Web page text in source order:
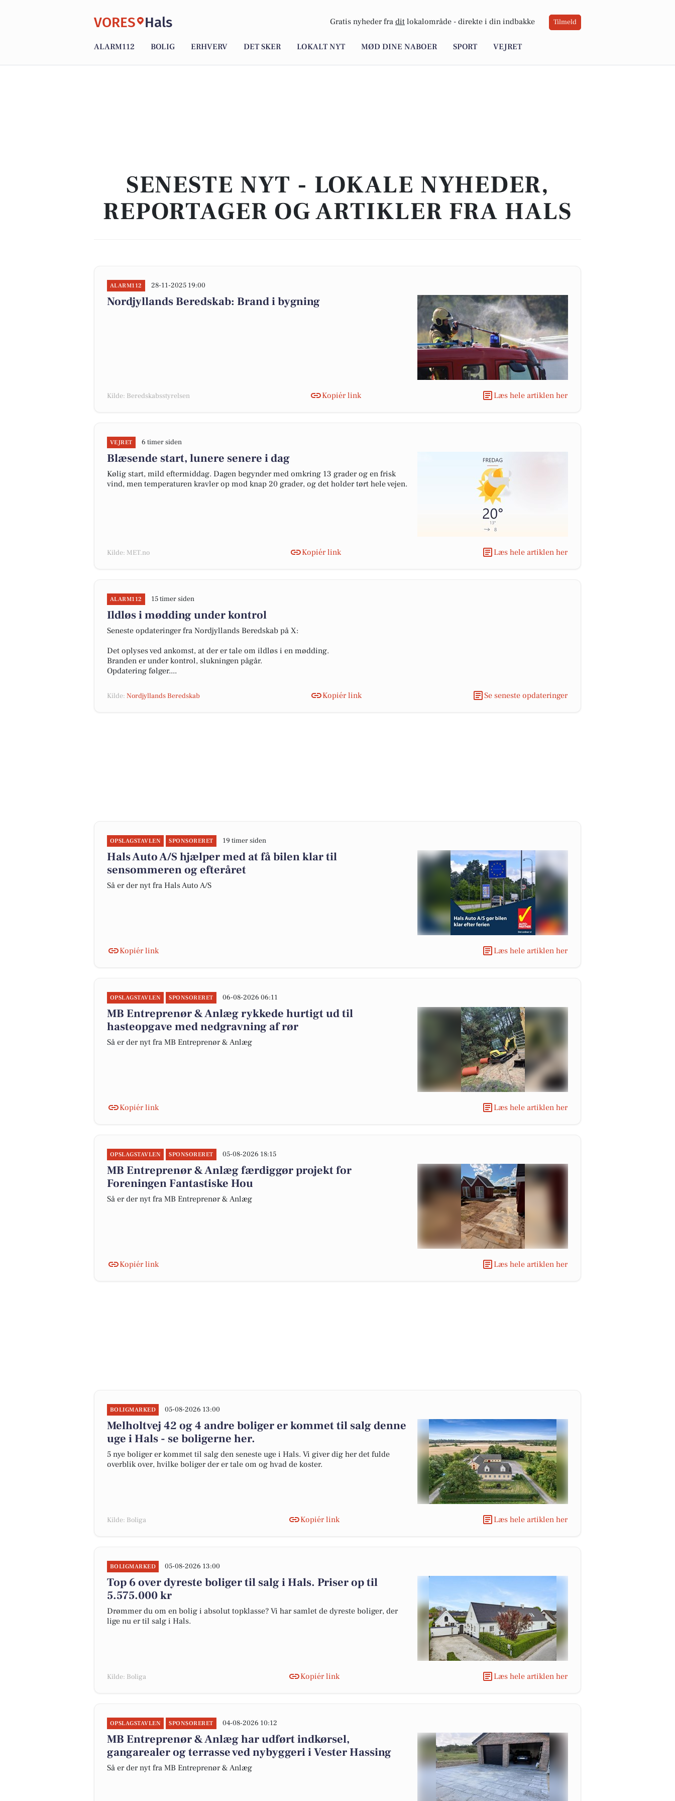
VORES Hals Gratis nyheder fra dit lokalområde - direkte i din indbakke Tilmeld
ALARM112 BOLIG ERHVERV DET SKER LOKALT NYT MØD DINE NABOER SPORT VEJRET
SENESTE NYT - LOKALE NYHEDER,
REPORTAGER OG ARTIKLER FRA HALS
ALARM112 28-11-2025 19:00
Nordjyllands Beredskab: Brand i bygning
Kilde: Beredskabsstyrelsen Kopiér link Læs hele artiklen her
VEJRET 6 timer siden
Blæsende start, lunere senere i dag
Kølig start, mild eftermiddag. Dagen begynder med omkring 13 grader og en frisk
vind, men temperaturen kravler op mod knap 20 grader, og det holder tørt hele vejen.
Kilde: MET.no Kopiér link Læs hele artiklen her
ALARM112 15 timer siden
Ildløs i mødding under kontrol
Seneste opdateringer fra Nordjyllands Beredskab på X:
Det oplyses ved ankomst, at der er tale om ildløs i en mødding.
Branden er under kontrol, slukningen pågår.
Opdatering følger....
Kilde: Nordjyllands Beredskab Kopiér link Se seneste opdateringer
OPSLAGSTAVLEN SPONSORERET 19 timer siden
Hals Auto A/S hjælper med at få bilen klar til
sensommeren og efteråret
Så er der nyt fra Hals Auto A/S
Kopiér link Læs hele artiklen her
OPSLAGSTAVLEN SPONSORERET 06-08-2026 06:11
MB Entreprenør & Anlæg rykkede hurtigt ud til
hasteopgave med nedgravning af rør
Så er der nyt fra MB Entreprenør & Anlæg
Kopiér link Læs hele artiklen her
OPSLAGSTAVLEN SPONSORERET 05-08-2026 18:15
MB Entreprenør & Anlæg færdiggør projekt for
Foreningen Fantastiske Hou
Så er der nyt fra MB Entreprenør & Anlæg
Kopiér link Læs hele artiklen her
BOLIGMARKED 05-08-2026 13:00
Melholtvej 42 og 4 andre boliger er kommet til salg denne
uge i Hals - se boligerne her.
5 nye boliger er kommet til salg den seneste uge i Hals. Vi giver dig her det fulde
overblik over, hvilke boliger der er tale om og hvad de koster.
Kilde: Boliga Kopiér link Læs hele artiklen her
BOLIGMARKED 05-08-2026 13:00
Top 6 over dyreste boliger til salg i Hals. Priser op til
5.575.000 kr
Drømmer du om en bolig i absolut topklasse? Vi har samlet de dyreste boliger, der
lige nu er til salg i Hals.
Kilde: Boliga Kopiér link Læs hele artiklen her
OPSLAGSTAVLEN SPONSORERET 04-08-2026 10:12
MB Entreprenør & Anlæg har udført indkørsel,
gangarealer og terrasse ved nybyggeri i Vester Hassing
Så er der nyt fra MB Entreprenør & Anlæg